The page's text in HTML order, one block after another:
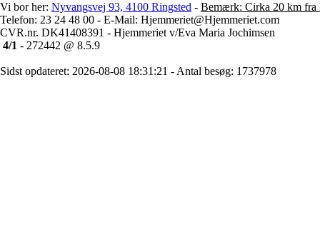
Vi bor her: Nyvangsvej 93, 4100 Ringsted - Bemærk: Cirka 20 km fra
Telefon: 23 24 48 00 - E-Mail: Hjemmeriet@Hjemmeriet.com
CVR.nr. DK41408391 - Hjemmeriet v/Eva Maria Jochimsen
4/1 - 272442 @ 8.5.9
Sidst opdateret: 2026-08-08 18:31:21 - Antal besøg: 1737978